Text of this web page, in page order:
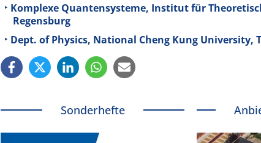
Komplexe Quantensysteme, Institut für
Regensburg
Dept. of Physics, National Cheng Kung University,
Sonderhefte